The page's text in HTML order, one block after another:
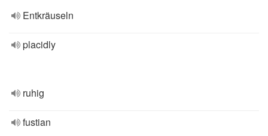
Entkräuseln
placidly
ruhig
fustian